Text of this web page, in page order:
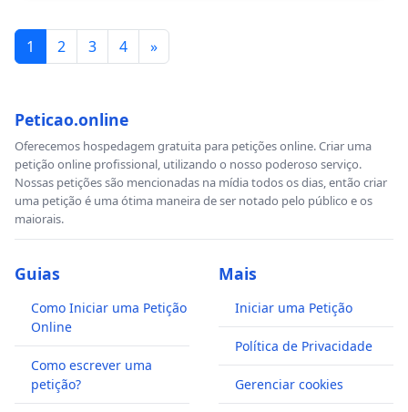
1 2 3 4 »
Peticao.online
Oferecemos hospedagem gratuita para petições online. Criar uma
petição online profissional, utilizando o nosso poderoso serviço.
Nossas petições são mencionadas na mídia todos os dias, então criar
uma petição é uma ótima maneira de ser notado pelo público e os
maiorais.
Guias
Como Iniciar uma Petição
Online
Como escrever uma
petição?
Mais
Iniciar uma Petição
Política de Privacidade
Gerenciar cookies